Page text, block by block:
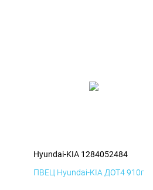
Hyundai-KIA 1284052484
ПВЕЦ Hyundai-KIA ДОТ4 910г